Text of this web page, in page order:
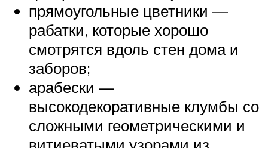
прямоугольные цветники —
рабатки, которые хорошо
смотрятся вдоль стен дома и
заборов;
арабески —
высокодекоративные клумбы со
сложными геометрическими и